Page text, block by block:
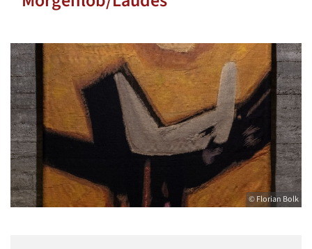
© Florian Bolk